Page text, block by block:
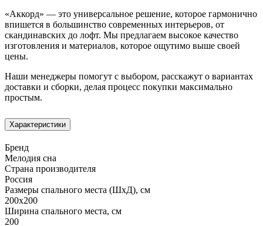
«Аккорд» — это универсальное решение, которое гармонично
впишется в большинство современных интерьеров, от
скандинавских до лофт. Мы предлагаем высокое качество
изготовления и материалов, которое ощутимо выше своей
цены.
Наши менеджеры помогут с выбором, расскажут о вариантах
доставки и сборки, делая процесс покупки максимально
простым.
Характеристики
Бренд
Мелодия сна
Страна производителя
Россия
Размеры спального места (ШхД), см
200х200
Ширина спального места, см
200